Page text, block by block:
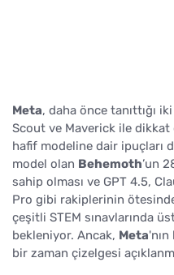
Meta, daha önce tanıttığı
Scout ve Maverick ile dikkat
hafif modeline dair ipuçları
model olan Behemoth’un
sahip olması ve GPT 4.5,
Pro gibi rakiplerinin
çeşitli STEM sınavlarında
bekleniyor. Ancak, Meta
bir zaman çizelgesi